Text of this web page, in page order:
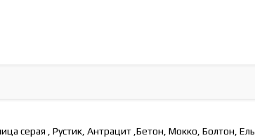
серая , Рустик, Антрацит ,Бетон, Мокко, Болтон, Ель